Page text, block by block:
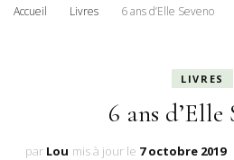
Accueil Livres 6 ans d’Elle Seveno
LIVRES
6 ans d’Elle
par Lou mis à jour le 7 octobre 2019